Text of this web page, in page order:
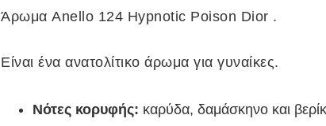
€8.00
€19.00
Άρωμα Anello 124 Hypnotic Poison Dior .
Είναι ένα ανατολίτικο άρωμα για γυναίκες.
Νότες κορυφής: καρύδα, δαμάσκηνο και